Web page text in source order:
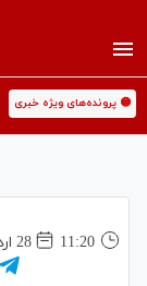
🟡 پرونده‌های ویژه خبری
11:20
28 ارديبهشت 1405